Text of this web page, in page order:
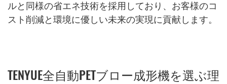
ルと同様の省エネ技術を採用しており、お客様のコ
スト削減と環境に優しい未来の実現に貢献します。
TENYUE全自動PETブロー成形機を選ぶ理